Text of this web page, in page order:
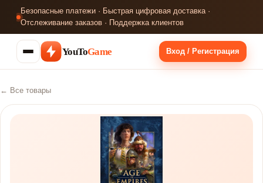
Безопасные платежи · Быстрая цифровая доставка ·
Отслеживание заказов · Поддержка клиентов
YouToGame Вход / Регистрация
← Все товары